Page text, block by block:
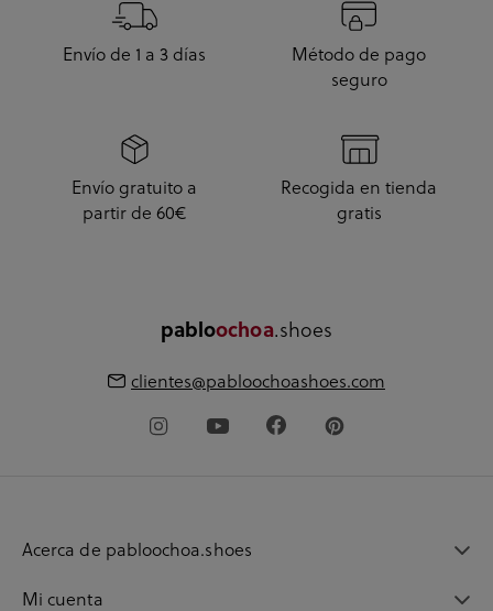
Envío de 1 a 3 días
Método de pago
seguro
Envío gratuito a
partir de 60€
Recogida en tienda
gratis
pabloochoa.shoes
clientes@pabloochoashoes.com
Acerca de pabloochoa.shoes
Mi cuenta